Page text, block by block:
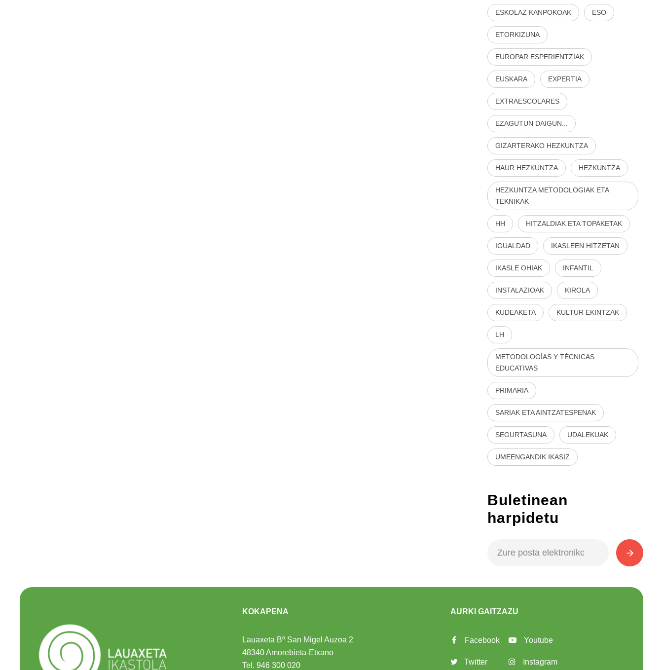
ESKOLAZ KANPOKOAK ESO
ETORKIZUNA
EUROPAR ESPERIENTZIAK
EUSKARA EXPERTIA
EXTRAESCOLARES
EZAGUTUN DAIGUN...
GIZARTERAKO HEZKUNTZA
HAUR HEZKUNTZA HEZKUNTZA
HEZKUNTZA METODOLOGIAK ETA
TEKNIKAK
HH HITZALDIAK ETA TOPAKETAK
IGUALDAD IKASLEEN HITZETAN
IKASLE OHIAK INFANTIL
INSTALAZIOAK KIROLA
KUDEAKETA KULTUR EKINTZAK
LH
METODOLOGÍAS Y TÉCNICAS
EDUCATIVAS
PRIMARIA
SARIAK ETA AINTZATESPENAK
SEGURTASUNA UDALEKUAK
UMEENGANDIK IKASIZ
Buletinean
harpidetu
KOKAPENA
Lauaxeta Bº San Migel Auzoa 2
48340 Amorebieta-Etxano
Tel.946 300 020
AURKI GAITZAZU
Facebook
Twitter
Youtube
Instagram